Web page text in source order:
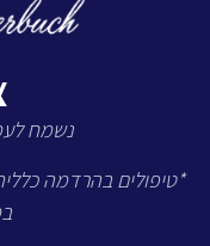
נשמח
*טיפולים בהרדמה